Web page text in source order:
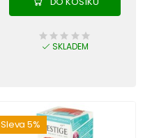
SKLADEM
Sleva 5%